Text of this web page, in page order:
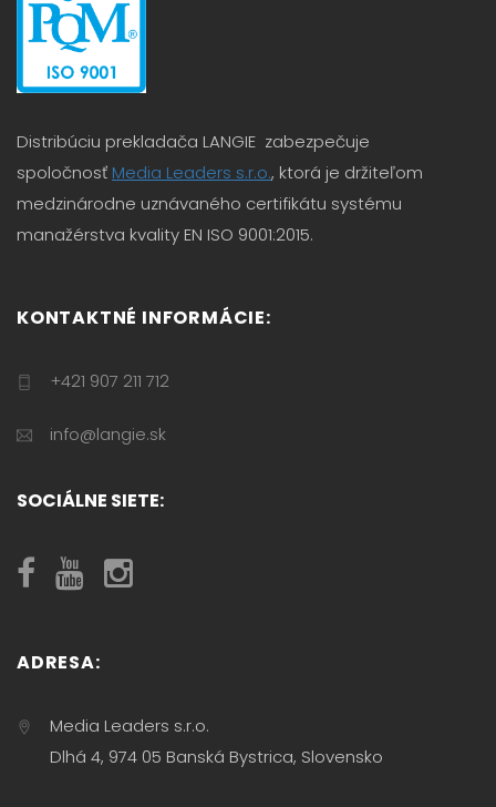
Distribúciu prekladača LANGIE zabezpečuje
spoločnosť Media Leaders s.r.o., ktorá je držiteľom
medzinárodne uznávaného certifikátu systému
manažérstva kvality EN ISO 9001:2015.
KONTAKTNÉ INFORMÁCIE:
+421 907 211 712
info@langie.sk
SOCIÁLNE SIETE:
ADRESA:
Media Leaders s.r.o.
Dlhá 4, 974 05 Banská Bystrica, Slovensko